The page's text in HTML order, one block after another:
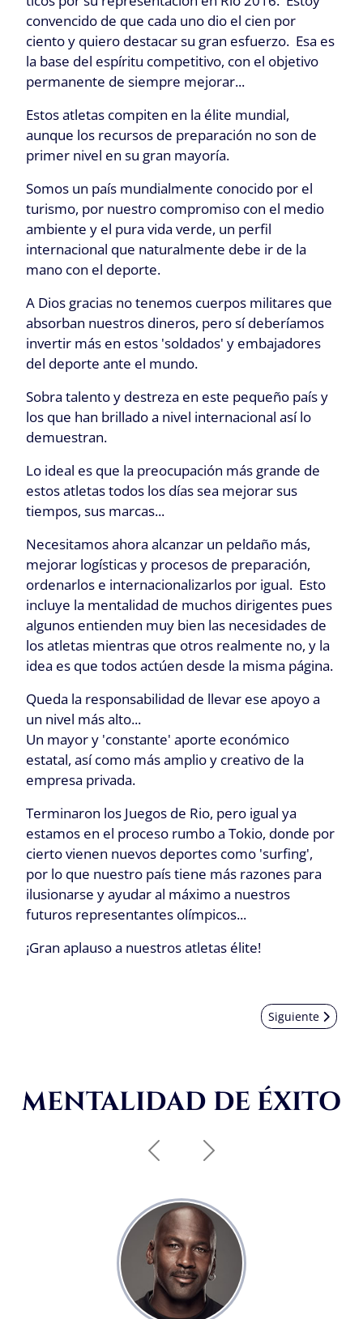
convencido de que cada uno dio el cien por
ciento y quiero destacar su gran esfuerzo. Esa es
la base del espíritu competitivo, con el objetivo
permanente de siempre mejorar...
Estos atletas compiten en la élite mundial,
aunque los recursos de preparación no son de
primer nivel en su gran mayoría.
Somos un país mundialmente conocido por el
turismo, por nuestro compromiso con el medio
ambiente y el pura vida verde, un perfil
internacional que naturalmente debe ir de la
mano con el deporte.
A Dios gracias no tenemos cuerpos militares que
absorban nuestros dineros, pero sí deberíamos
invertir más en estos 'soldados' y embajadores
del deporte ante el mundo.
Sobra talento y destreza en este pequeño país y
los que han brillado a nivel internacional así lo
demuestran.
Lo ideal es que la preocupación más grande de
estos atletas todos los días sea mejorar sus
tiempos, sus marcas...
Necesitamos ahora alcanzar un peldaño más,
mejorar logísticas y procesos de preparación,
ordenarlos e internacionalizarlos por igual. Esto
incluye la mentalidad de muchos dirigentes pues
algunos entienden muy bien las necesidades de
los atletas mientras que otros realmente no, y la
idea es que todos actúen desde la misma página.
Queda la responsabilidad de llevar ese apoyo a
un nivel más alto...
Un mayor y 'constante' aporte económico
estatal, así como más amplio y creativo de la
empresa privada.
Terminaron los Juegos de Rio, pero igual ya
estamos en el proceso rumbo a Tokio, donde por
cierto vienen nuevos deportes como 'surfing',
por lo que nuestro país tiene más razones para
ilusionarse y ayudar al máximo a nuestros
futuros representantes olímpicos...
¡Gran aplauso a nuestros atletas élite!
Artículo
Siguiente
MENTALIDAD DE ÉXITO
AnteriorSiguiente